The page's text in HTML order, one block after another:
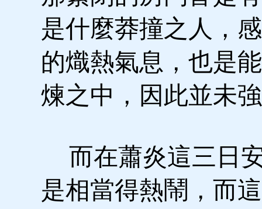
是什麼莽撞之人，
的熾熱氣息，也是
煉之中，因此並未
而在蕭炎這三日
是相當得熱鬧，而